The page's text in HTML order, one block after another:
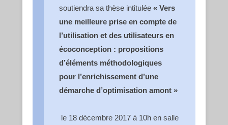
soutiendra sa thèse intitulée « Vers
une meilleure prise en compte de
l’utilisation et des utilisateurs en
écoconception : propositions
d’éléments méthodologiques
pour l’enrichissement d’une
démarche d’optimisation amont »
le 18 décembre 2017 à 10h en salle